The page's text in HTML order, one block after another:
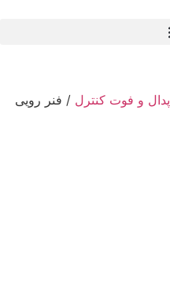
پدال و فوت کنترل / فنر رویی